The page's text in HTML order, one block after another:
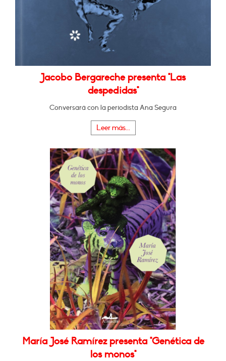
Jacobo Bergareche presenta "Las
despedidas"
Conversará con la periodista Ana Segura
Leer más...
María José Ramírez presenta "Genética de
los monos"